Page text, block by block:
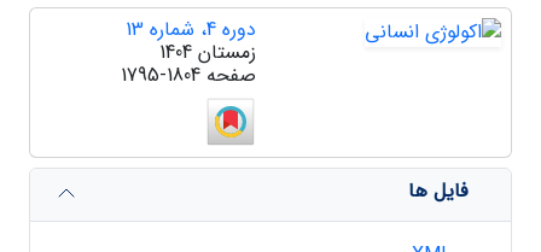
دوره 4، شماره 13
زمستان 1404
صفحه 1795-1804
فایل ها